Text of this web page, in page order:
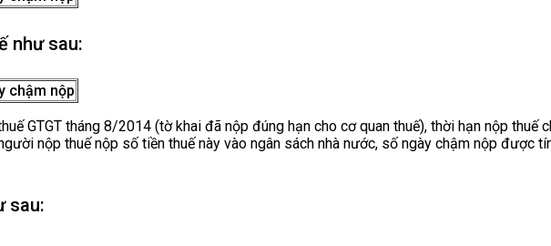
như sau:
chậm nộp
GTGT tháng 8/2014 (tờ khai đã nộp đúng hạn cho cơ quan thuế), thời hạn nộp
nộp thuế nộp số tiền thuế này vào ngân sách nhà nước, số ngày chậm nộp được
sau: